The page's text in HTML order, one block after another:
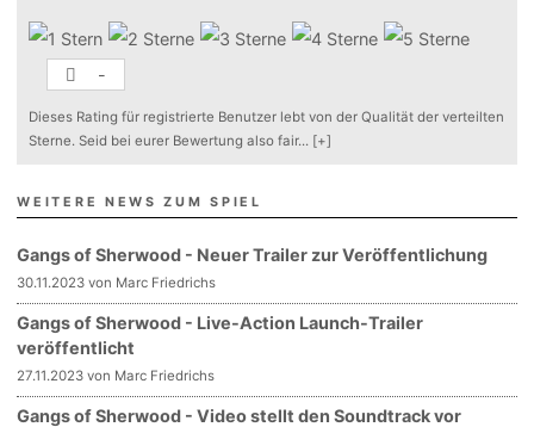
-
Dieses Rating für registrierte Benutzer lebt von der Qualität der verteilten
Sterne. Seid bei eurer Bewertung also fair... [+]
WEITERE NEWS ZUM SPIEL
Gangs of Sherwood - Neuer Trailer zur Veröffentlichung
30.11.2023 von Marc Friedrichs
Gangs of Sherwood - Live-Action Launch-Trailer
veröffentlicht
27.11.2023 von Marc Friedrichs
Gangs of Sherwood - Video stellt den Soundtrack vor